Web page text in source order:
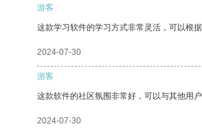
游客
这款学习软件的学习方式非常灵活，可以根
2024-07-30
游客
这款软件的社区氛围非常好，可以与其他用户
2024-07-30